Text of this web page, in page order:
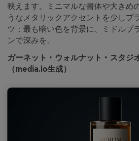
映えます。ミニマルな書体や大きめ
うなメタリックアクセントを少しプ
ツ：最も暗い色を背景に、ミドルブ
ンで深みを。
ガーネット・ウォルナット・スタジ
（media.io生成）